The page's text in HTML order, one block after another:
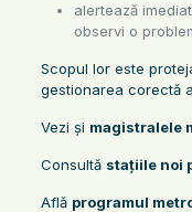
alertează
observi o
Scopul lor este
gestionarea corectă
Vezi și magistralele
Consultă stațiile noi
Află programul